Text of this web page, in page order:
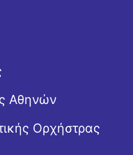
Αθηνών
Ορχήστρας